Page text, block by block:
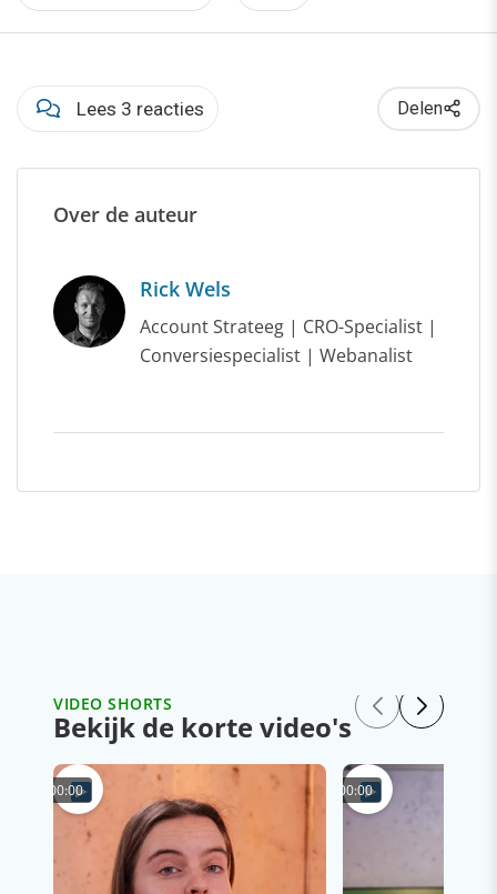
Lees 3 reacties Delen
Over de auteur
Rick Wels
Account Strateeg | CRO-Specialist |
Conversiespecialist | Webanalist
VIDEO SHORTS
Bekijk de korte video's
00:00 00:00